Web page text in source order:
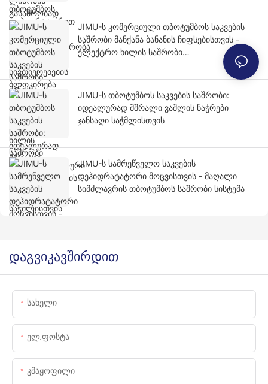
JIMU-ს კომერციული თბოტუმბოს საკვების
საშრობი მანქანა ბანანის ჩიფსებისთვის -
ელექტრო ხილის საშრობი
პროფესიონალური გამოყენებისთვის
JIMU-ს თბოტუმბოს საკვების საშრობი:
იდეალურად მშრალი ვაშლის ნაჭრები
ჯანსაღი საჭმლისთვის
JIMU-ს სამრეწველო საკვების
დეჰიდრატატორი მოცვისთვის - მაღალი
სიმძლავრის თბოტუმბოს საშრობი სისტემა
დაგვიკავშირდით
Სახელი
Ელ.ფოსტა
Კმაყოფილი